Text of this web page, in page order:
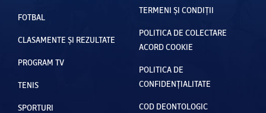
FOTBAL
CLASAMENTE ȘI REZULTATE
PROGRAM TV
TENIS
SPORTURI
TERMENI ȘI CONDIȚII
POLITICA DE COLECTARE
ACORD COOKIE
POLITICA DE
CONFIDENȚIALITATE
COD DEONTOLOGIC